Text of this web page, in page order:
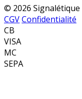
© 2026
CGVConfidentialité
CB
VISA
MC
SEPA